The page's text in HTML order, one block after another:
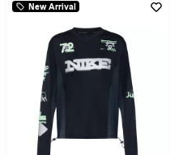
New Arrival